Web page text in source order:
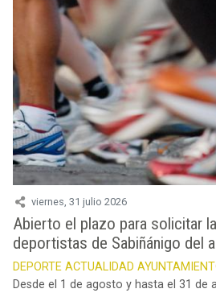
viernes, 31 julio 2026
Abierto el plazo para solicitar
deportistas de Sabiñánigo del
DEPORTE ACTUALIDAD
Desde el 1 de agosto y hasta el 31 de